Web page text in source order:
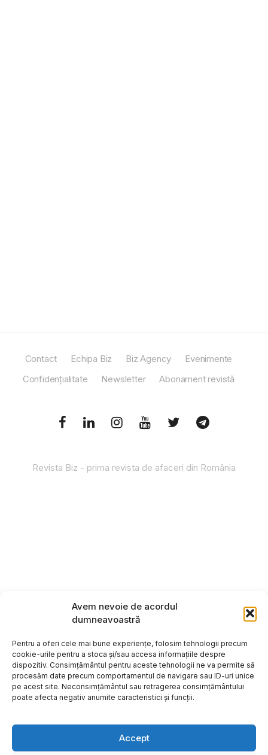
Avem nevoie de acordul
dumneavoastră
Pentru a oferi cele mai bune experiențe, folosim tehnologii precum
cookie-urile pentru a stoca și/sau accesa informațiile despre
dispozitiv. Consimțământul pentru aceste tehnologii ne va permite să
procesăm date precum comportamentul de navigare sau ID-uri unice
pe acest site. Neconsimțământul sau retragerea consimțământului
poate afecta negativ anumite caracteristici și funcții.
Accept
Contact Echipa Biz Biz Agency
Evenimente
Confidențialitate
Newsletter Abonament revistă
Revista Biz - prima revista de afaceri din România